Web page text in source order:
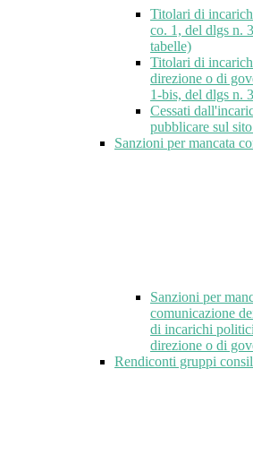
Titolari di
co. 1, del dlgs n.
tabelle)
Titolari di
direzione o di
1-bis, del dlgs n.
Cessati
pubblicare sul
Sanzioni per mancata
Sanzioni per
comunicazione
di incarichi
direzione o di
Rendiconti gruppi